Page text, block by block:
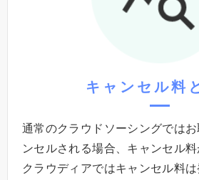
キャンセル料
通常のクラウドソーシングでは
ンセルされる場合、キャンセル料
クラウディアではキャンセル料は